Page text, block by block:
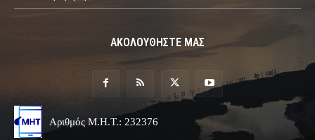
ΑΚΟΛΟΥΘΗΣΤΕ ΜΑΣ
Αριθμός Μ.Η.Τ.: 232376